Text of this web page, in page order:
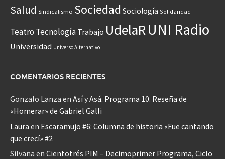
Salud Sindicalismo Sociedad Sociología Solidaridad
Teatro Tecnología Trabajo UdelaRUNI Radio
Universidad Universo Alternativo
COMENTARIOS RECIENTES
Gonzalo Lanza en Así y Asá. Programa 10. Reseña de
«Homerar» de Gabriel Galli
Laura en Escaramujo #6: Columna de historia «Fue cantando
que crecí» #2
Silvana en Cientotrés PIM – Decimoprimer Programa, Ciclo